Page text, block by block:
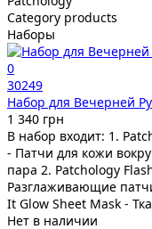
Category products
Наборы
0
30249
Набор для Вечерней
1 340 грн
В набор входит: 1.
- Патчи для кожи
пара 2. Patchology
Разглаживающие
It Glow Sheet Mask -
Нет в наличии